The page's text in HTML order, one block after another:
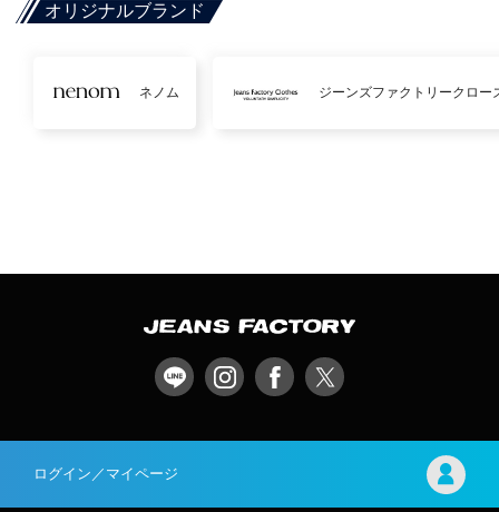
オリジナルブランド
ネノム ジーンズファクトリークロー
ログイン／マイページ